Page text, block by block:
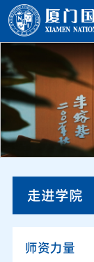
走进学院
师资力量